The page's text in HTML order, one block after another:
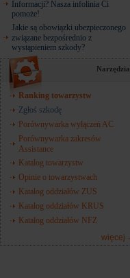
Informacji? Nasza infolinia Ci
pomoże!
Jakie są obowiązki ubezpieczonego
związane bezpośrednio z
wystąpieniem szkody?
Narzędzia
Ranking towarzystw
Zgłoś szkodę
Porównywarka wyłączeń AC
Porównywarka zakresów
Assistance
Katalog towarzystw
Opinie o towarzystwach
Katalog oddziałów ZUS
Katalog oddziałów KRUS
Katalog oddziałów NFZ
więcej